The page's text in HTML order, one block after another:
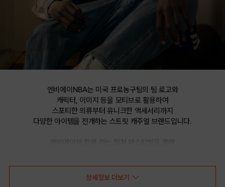
엔비에이NBA는 미국 프로농구팀의 팀 로고와
캐릭터, 이미지 등을 모티브로 활용하여
스포티한 의류부터 유니크한 액세서리까지
다양한 아이템을 전개하는 스트릿 캐주얼 브랜드입니다.
상세정보 더보기